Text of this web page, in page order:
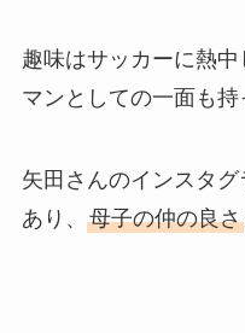
趣味はサッカーに熱
マンとしての一面も持
矢田さんのインスタ
あり、 母子の仲の良さ